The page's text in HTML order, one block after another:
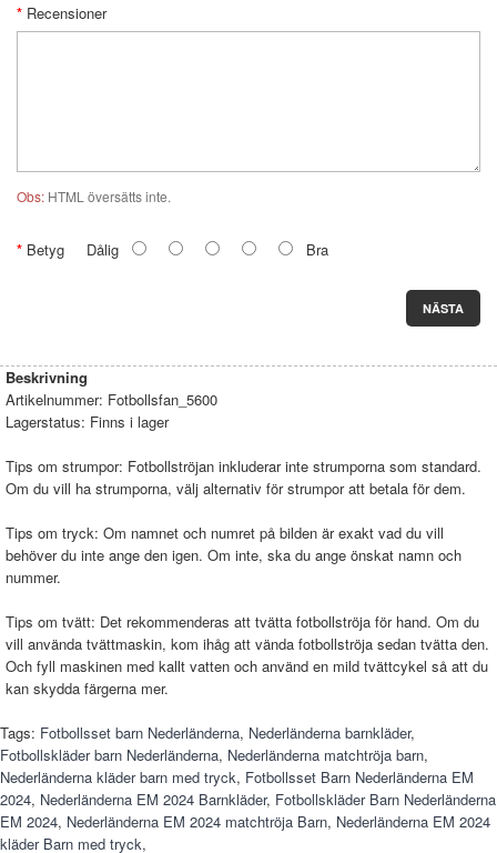
Recensioner
Obs: HTML översätts inte.
Betyg Dålig Bra
NÄSTA
Beskrivning
Artikelnummer: Fotbollsfan_5600
Lagerstatus: Finns i lager
Tips om strumpor: Fotbollströjan inkluderar inte strumporna som standard.
Om du vill ha strumporna, välj alternativ för strumpor att betala för dem.
Tips om tryck: Om namnet och numret på bilden är exakt vad du vill
behöver du inte ange den igen. Om inte, ska du ange önskat namn och
nummer.
Tips om tvätt: Det rekommenderas att tvätta fotbollströja för hand. Om du
vill använda tvättmaskin, kom ihåg att vända fotbollströja sedan tvätta den.
Och fyll maskinen med kallt vatten och använd en mild tvättcykel så att du
kan skydda färgerna mer.
Tags: Fotbollsset barn Nederländerna, Nederländerna barnkläder,
Fotbollskläder barn Nederländerna, Nederländerna matchtröja barn,
Nederländerna kläder barn med tryck, Fotbollsset Barn Nederländerna EM
2024, Nederländerna EM 2024 Barnkläder, Fotbollskläder Barn Nederländerna
EM 2024, Nederländerna EM 2024 matchtröja Barn, Nederländerna EM 2024
kläder Barn med tryck,